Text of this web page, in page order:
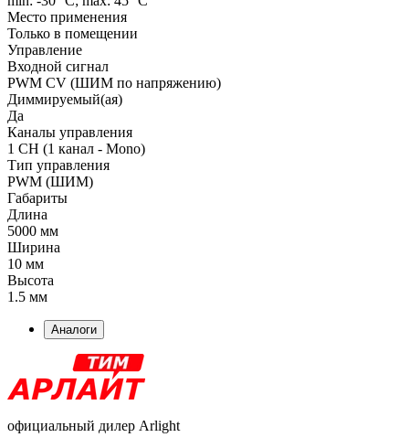
Место применения
Только в помещении
Управление
Входной сигнал
PWM СV (ШИМ по напряжению)
Диммируемый(ая)
Да
Каналы управления
1 CH (1 канал - Mono)
Тип управления
PWM (ШИМ)
Габариты
Длина
5000 мм
Ширина
10 мм
Высота
1.5 мм
Аналоги
официальный дилер Arlight